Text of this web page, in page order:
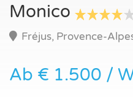
Monico
Fréjus, Provence-
Ab € 1.500 /